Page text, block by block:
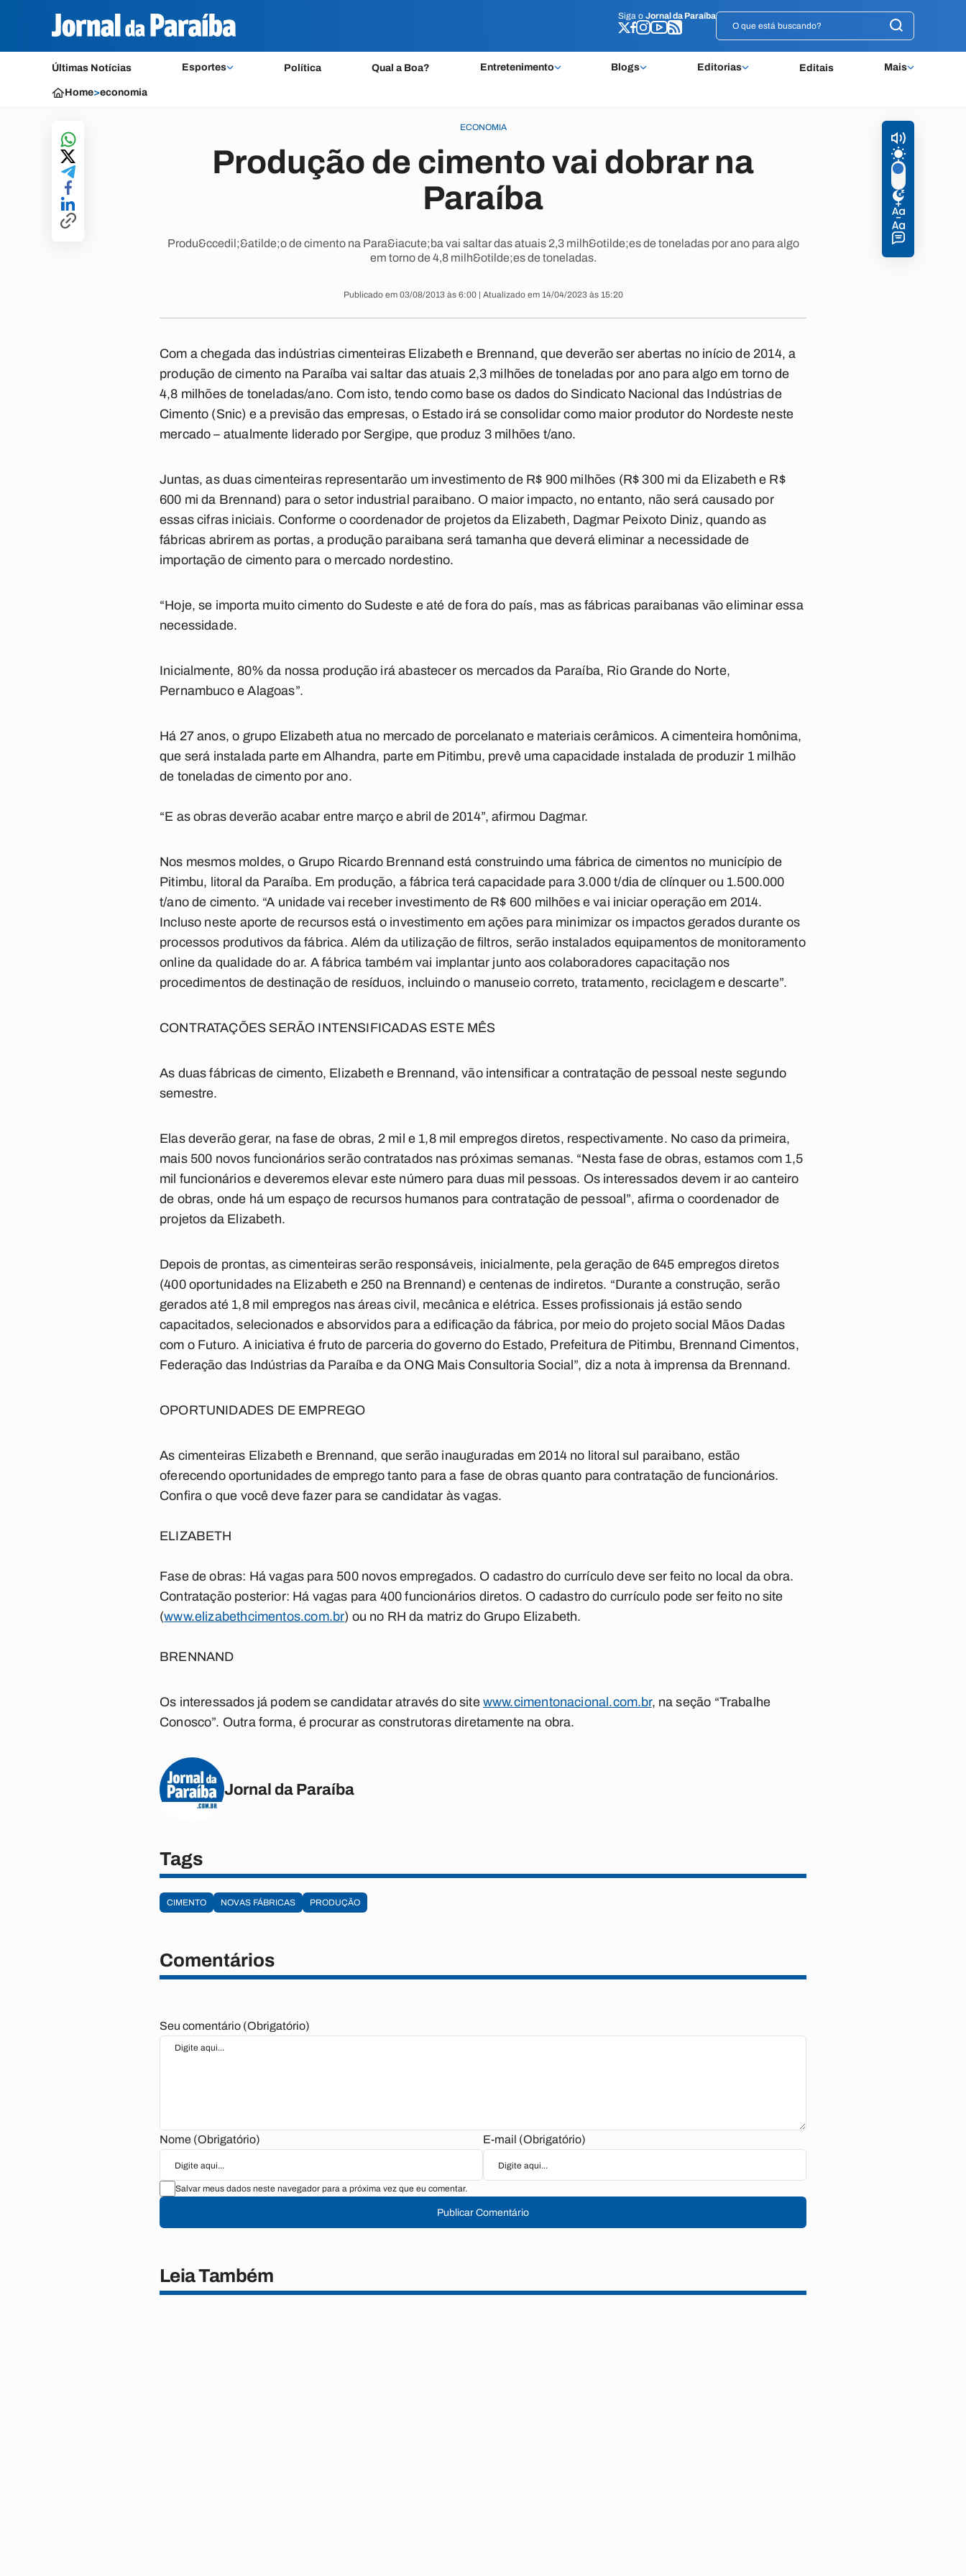
Siga o Jornal da Paraíba
Últimas Notícias Esportes Política Qual a Boa? Entretenimento Blogs Editorias Editais Mais
Siga o Jornal da Paraíba
Home>economia
ECONOMIA
Produção de cimento vai dobrar na
Paraíba
Produ&ccedil;&atilde;o de cimento na Para&iacute;ba vai saltar das atuais 2,3 milh&otilde;es de toneladas por ano para algo
em torno de 4,8 milh&otilde;es de toneladas.
Publicado em 03/08/2013 às 6:00 | Atualizado em 14/04/2023 às 15:20
Com a chegada das indústrias cimenteiras Elizabeth e Brennand, que deverão ser abertas no início de 2014, a
produção de cimento na Paraíba vai saltar das atuais 2,3 milhões de toneladas por ano para algo em torno de
4,8 milhões de toneladas/ano. Com isto, tendo como base os dados do Sindicato Nacional das Indústrias de
Cimento (Snic) e a previsão das empresas, o Estado irá se consolidar como maior produtor do Nordeste neste
mercado – atualmente liderado por Sergipe, que produz 3 milhões t/ano.
Juntas, as duas cimenteiras representarão um investimento de R$ 900 milhões (R$ 300 mi da Elizabeth e R$
600 mi da Brennand) para o setor industrial paraibano. O maior impacto, no entanto, não será causado por
essas cifras iniciais. Conforme o coordenador de projetos da Elizabeth, Dagmar Peixoto Diniz, quando as
fábricas abrirem as portas, a produção paraibana será tamanha que deverá eliminar a necessidade de
importação de cimento para o mercado nordestino.
“Hoje, se importa muito cimento do Sudeste e até de fora do país, mas as fábricas paraibanas vão eliminar essa
necessidade.
Inicialmente, 80% da nossa produção irá abastecer os mercados da Paraíba, Rio Grande do Norte,
Pernambuco e Alagoas”.
Há 27 anos, o grupo Elizabeth atua no mercado de porcelanato e materiais cerâmicos. A cimenteira homônima,
que será instalada parte em Alhandra, parte em Pitimbu, prevê uma capacidade instalada de produzir 1 milhão
de toneladas de cimento por ano.
“E as obras deverão acabar entre março e abril de 2014”, afirmou Dagmar.
Nos mesmos moldes, o Grupo Ricardo Brennand está construindo uma fábrica de cimentos no município de
Pitimbu, litoral da Paraíba. Em produção, a fábrica terá capacidade para 3.000 t/dia de clínquer ou 1.500.000
t/ano de cimento. “A unidade vai receber investimento de R$ 600 milhões e vai iniciar operação em 2014.
Incluso neste aporte de recursos está o investimento em ações para minimizar os impactos gerados durante os
processos produtivos da fábrica. Além da utilização de filtros, serão instalados equipamentos de monitoramento
online da qualidade do ar. A fábrica também vai implantar junto aos colaboradores capacitação nos
procedimentos de destinação de resíduos, incluindo o manuseio correto, tratamento, reciclagem e descarte”.
CONTRATAÇÕES SERÃO INTENSIFICADAS ESTE MÊS
As duas fábricas de cimento, Elizabeth e Brennand, vão intensificar a contratação de pessoal neste segundo
semestre.
Elas deverão gerar, na fase de obras, 2 mil e 1,8 mil empregos diretos, respectivamente. No caso da primeira,
mais 500 novos funcionários serão contratados nas próximas semanas. “Nesta fase de obras, estamos com 1,5
mil funcionários e deveremos elevar este número para duas mil pessoas. Os interessados devem ir ao canteiro
de obras, onde há um espaço de recursos humanos para contratação de pessoal”, afirma o coordenador de
projetos da Elizabeth.
Depois de prontas, as cimenteiras serão responsáveis, inicialmente, pela geração de 645 empregos diretos
(400 oportunidades na Elizabeth e 250 na Brennand) e centenas de indiretos. “Durante a construção, serão
gerados até 1,8 mil empregos nas áreas civil, mecânica e elétrica. Esses profissionais já estão sendo
capacitados, selecionados e absorvidos para a edificação da fábrica, por meio do projeto social Mãos Dadas
com o Futuro. A iniciativa é fruto de parceria do governo do Estado, Prefeitura de Pitimbu, Brennand Cimentos,
Federação das Indústrias da Paraíba e da ONG Mais Consultoria Social”, diz a nota à imprensa da Brennand.
OPORTUNIDADES DE EMPREGO
As cimenteiras Elizabeth e Brennand, que serão inauguradas em 2014 no litoral sul paraibano, estão
oferecendo oportunidades de emprego tanto para a fase de obras quanto para contratação de funcionários.
Confira o que você deve fazer para se candidatar às vagas.
ELIZABETH
Fase de obras: Há vagas para 500 novos empregados. O cadastro do currículo deve ser feito no local da obra.
Contratação posterior: Há vagas para 400 funcionários diretos. O cadastro do currículo pode ser feito no site
(www.elizabethcimentos.com.br) ou no RH da matriz do Grupo Elizabeth.
BRENNAND
Os interessados já podem se candidatar através do site www.cimentonacional.com.br, na seção “Trabalhe
Conosco”. Outra forma, é procurar as construtoras diretamente na obra.
Jornal da Paraíba
Tags
CIMENTO NOVAS FÁBRICAS PRODUÇÃO
Comentários
Seu comentário (Obrigatório)
Nome (Obrigatório) E-mail (Obrigatório)
Salvar meus dados neste navegador para a próxima vez que eu comentar.
Publicar Comentário
Leia Também